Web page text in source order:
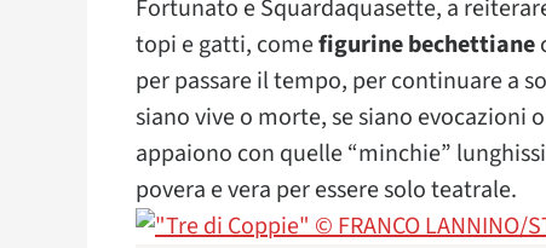
Fortunato e Squardaquasette, a
topi e gatti, comefigurine bechettiane
per passare il tempo, per continuare a
siano vive o morte, se siano evocazioni
appaiono con quelle “minchie”
povera e vera per essere solo teatrale.